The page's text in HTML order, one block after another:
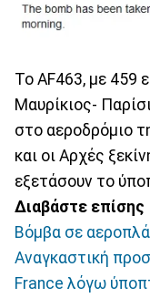
Το AF463, με 459
Μαυρίκιος-
στο αεροδρόμιο
και οι Αρχές
εξετάσουν το
Διαβάστε επίσης
Βόμβα σε
Αναγκαστική
France λόγω